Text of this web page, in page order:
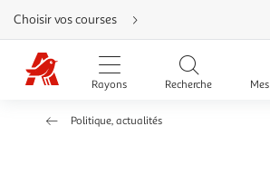
Aller
directement
au
contenu
Aller
directement
Aller
Choisir vos courses
Rayons Recherche
Politique, actualités